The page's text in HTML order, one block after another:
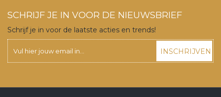
SCHRIJF JE IN VOOR DE NIEUWSBRIEF
Schrijf je in voor de laatste acties en trends!
INSCHRIJVEN